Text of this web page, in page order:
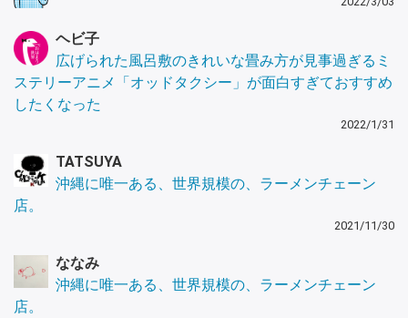
ヘビ子
広げられた風呂敷のきれいな畳み方が見事過ぎるミ
ステリーアニメ「オッドタクシー」が面白すぎておすすめ
したくなった
2022/1/31
TATSUYA
沖縄に唯一ある、世界規模の、ラーメンチェーン
店。
2021/11/30
ななみ
沖縄に唯一ある、世界規模の、ラーメンチェーン
店。